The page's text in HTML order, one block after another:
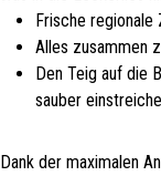
Frische
Alles zusammen
Den Teig auf die
sauber
Dank der maximalen